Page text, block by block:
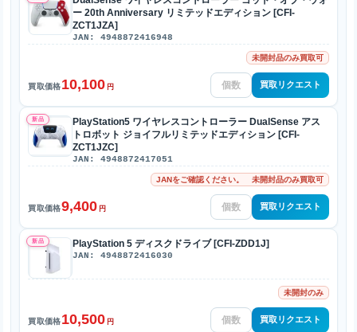
ー 20th Anniversary リミテッドエディション [CFI-
ZCT1JZA]
JAN: 4948872416948
未開封品のみ買取可
買取価格10,100 円 買取リクエスト
新品
PlayStation5 ワイヤレスコントローラー DualSense アス
トロボット ジョイフルリミテッドエディション [CFI-
ZCT1JZC]
JAN: 4948872417051
JANをご確認ください。 未開封品のみ買取可
買取価格9,400 円 買取リクエスト
新品 PlayStation 5 ディスクドライブ [CFI-ZDD1J]
JAN: 4948872416030
未開封のみ
買取価格10,500 円 買取リクエスト